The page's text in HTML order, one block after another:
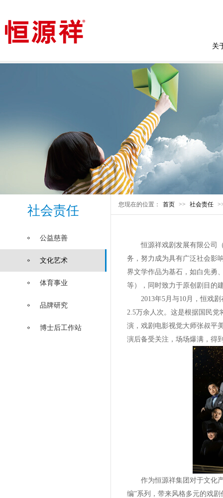
关
社会责任
公益慈善
文化艺术
体育事业
品牌研究
博士后工作站
您现在的位置： 首页 >> 社会责任
恒源祥戏剧发展有限公司（
务，努力成为具有广泛社会影
界文学作品为基石，如白先勇
等），同时致力于原创剧目的
2013年5月与10月，恒戏剧
2.5万余人次。这是根据国民
演，戏剧电影视觉大师张叔平
演后备受关注，场场爆满，得
作为恒源祥集团对于文化产
编”系列，带来风格多元的戏